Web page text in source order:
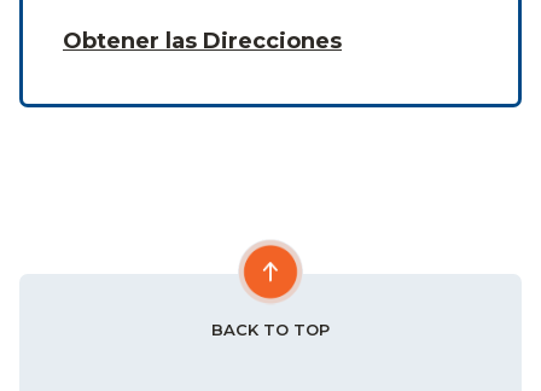
Obtener las Direcciones
BACK TO TOP